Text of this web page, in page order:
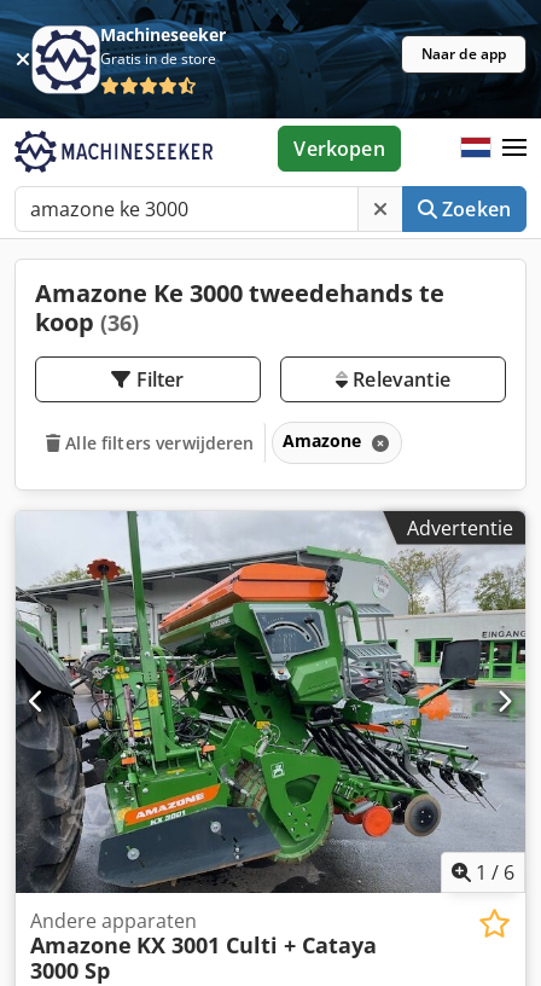
Machineseeker
Gratis in de store Naar de app
Zoeken
Verkopen
Amazone Ke 3000 tweedehands te
koop (36)
Filter Relevantie
Alle filters verwijderen Amazone
Advertentie
1 / 6
Andere apparaten
Amazone KX 3001 Culti + Cataya
3000 Sp